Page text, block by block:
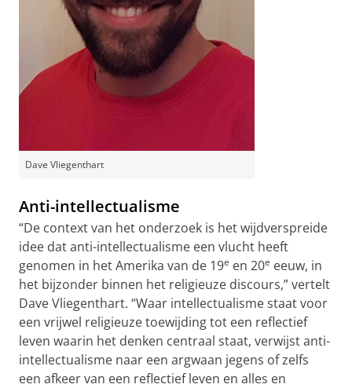
Dave Vliegenthart
Anti-intellectualisme
“De context van het onderzoek is het wijdverspreide
idee dat anti-intellectualisme een vlucht heeft
genomen in het Amerika van de 19e en 20e eeuw, in
het bijzonder binnen het religieuze discours,” vertelt
Dave Vliegenthart. “Waar intellectualisme staat voor
een vrijwel religieuze toewijding tot een reflectief
leven waarin het denken centraal staat, verwijst anti-
intellectualisme naar een argwaan jegens of zelfs
een afkeer van een reflectief leven en alles en